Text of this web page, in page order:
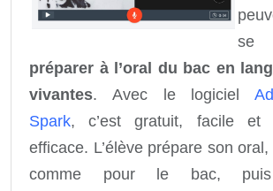
se
préparer à l’oral du bac en
vivantes. Avec le logiciel
Spark, c’est gratuit, facile et
efficace. L’élève prépare son
comme pour le bac,